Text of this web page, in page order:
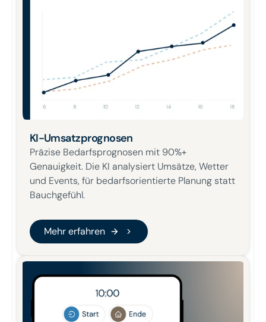
KI-Umsatzprognosen
Präzise Bedarfsprognosen mit 90%+
Genauigkeit. Die KI analysiert Umsätze, Wetter
und Events, für bedarfsorientierte Planung statt
Bauchgefühl.
Mehr erfahren
Mehr erfahren